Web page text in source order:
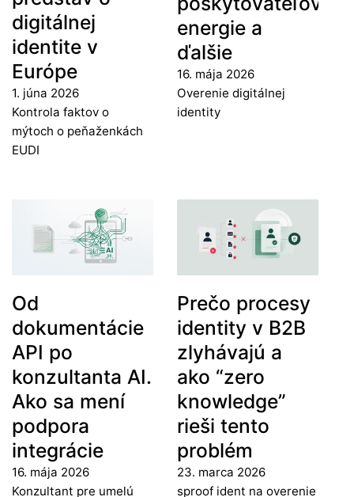
digitálnej
identite v
Európe
1. júna 2026
Kontrola faktov o
mýtoch o peňaženkách
EUDI
energie a
ďalšie
16. mája 2026
Overenie digitálnej
identity
Od
dokumentácie
API po
konzultanta AI.
Ako sa mení
podpora
integrácie
16. mája 2026
Konzultant pre umelú
Prečo procesy
identity v B2B
zlyhávajú a
ako “zero
knowledge”
rieši tento
problém
23. marca 2026
sproof ident na overenie